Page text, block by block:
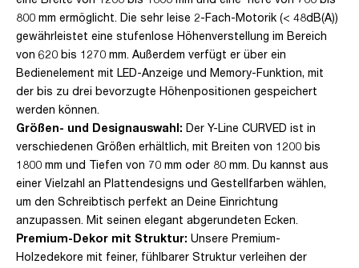
800 mm ermöglicht. Die sehr leise 2-Fach-Motorik (< 48dB(A))
gewährleistet eine stufenlose Höhenverstellung im Bereich
von 620 bis 1270 mm. Außerdem verfügt er über ein
Bedienelement mit LED-Anzeige und Memory-Funktion, mit
der bis zu drei bevorzugte Höhenpositionen gespeichert
werden können.
Größen- und Designauswahl: Der Y-Line CURVED ist in
verschiedenen Größen erhältlich, mit Breiten von 1200 bis
1800 mm und Tiefen von 70 mm oder 80 mm. Du kannst aus
einer Vielzahl an Plattendesigns und Gestellfarben wählen,
um den Schreibtisch perfekt an Deine Einrichtung
anzupassen. Mit seinen elegant abgerundeten Ecken.
Premium-Dekor mit Struktur: Unsere Premium-
Holzedekore mit feiner, fühlbarer Struktur verleihen der